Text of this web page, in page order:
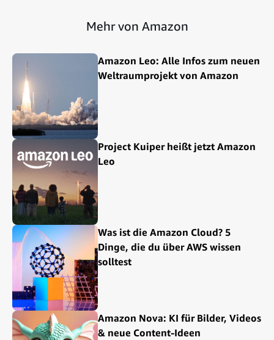
Mehr von Amazon
Amazon Leo: Alle Infos zum neuen
Weltraumprojekt von Amazon
Project Kuiper heißt jetzt Amazon
Leo
Was ist die Amazon Cloud? 5
Dinge, die du über AWS wissen
solltest
Amazon Nova: KI für Bilder, Videos
& neue Content-Ideen